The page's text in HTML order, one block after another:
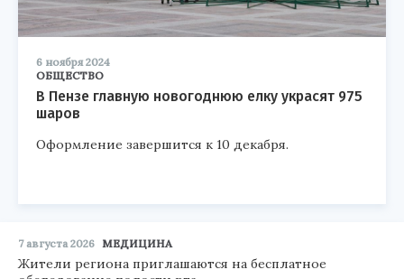
6 ноября 2024
ОБЩЕСТВО
В Пензе главную новогоднюю елку украсят 975
шаров
Оформление завершится к 10 декабря.
7 августа 2026 МЕДИЦИНА
Жители региона приглашаются на бесплатное